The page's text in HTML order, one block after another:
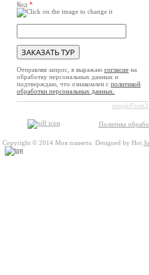
Код *
Отправляя запрос, я выражаю согласие на
обработку персональных данных и
подтверждаю, что ознакомлен с политикой
обработки персональных данных.
simpleForm2
Политика
Copyright © 2014 Моя планета. Designed by Hot